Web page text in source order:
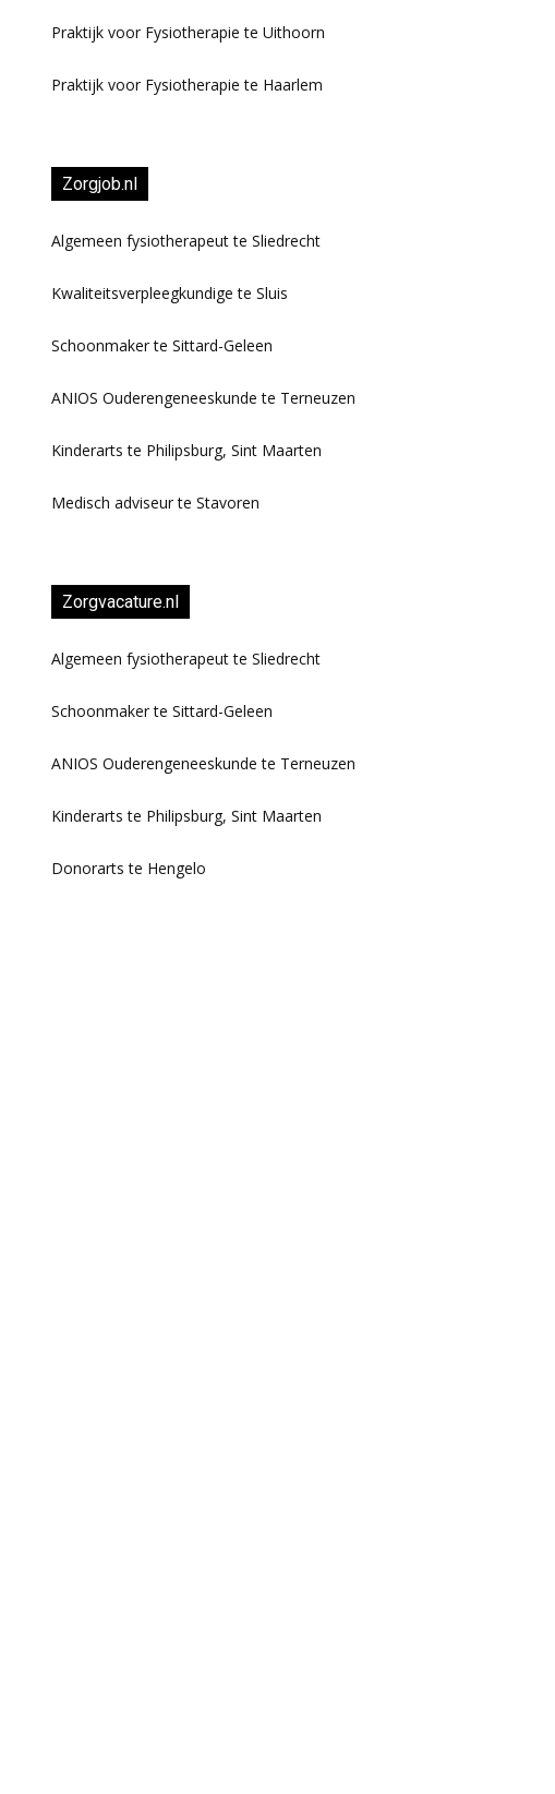
Praktijk voor Fysiotherapie te Uithoorn
Praktijk voor Fysiotherapie te Haarlem
Zorgjob.nl
Algemeen fysiotherapeut te Sliedrecht
Kwaliteitsverpleegkundige te Sluis
Schoonmaker te Sittard-Geleen
ANIOS Ouderengeneeskunde te Terneuzen
Kinderarts te Philipsburg, Sint Maarten
Medisch adviseur te Stavoren
Zorgvacature.nl
Algemeen fysiotherapeut te Sliedrecht
Schoonmaker te Sittard-Geleen
ANIOS Ouderengeneeskunde te Terneuzen
Kinderarts te Philipsburg, Sint Maarten
Donorarts te Hengelo